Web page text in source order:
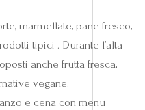
marmellate, pane fresco,
tipici . Durante l’alta
anche frutta fresca,
vegane.
e cena con menu